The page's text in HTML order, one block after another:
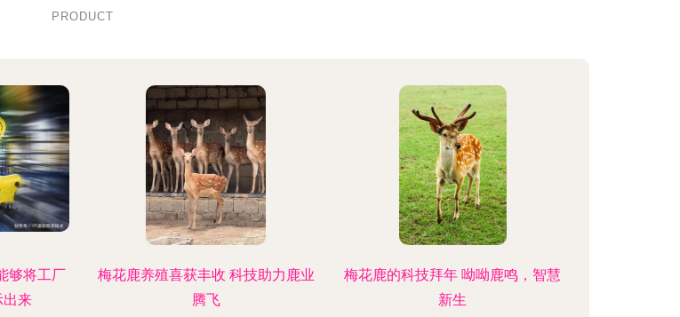
PRODUCT
够将工厂
出来
梅花鹿养殖喜获丰收 科技助力鹿业
腾飞
梅花鹿的科技拜年 呦呦鹿鸣，智慧
新生